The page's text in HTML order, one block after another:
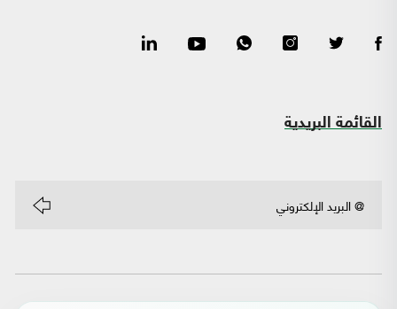
القائمة البريدية